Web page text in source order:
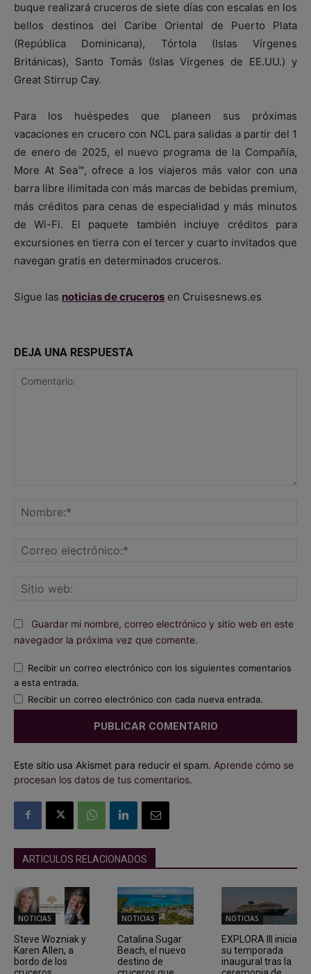
buque realizará cruceros de siete días con escalas en los
bellos destinos del Caribe Oriental de Puerto Plata
(República Dominicana), Tórtola (Islas Vírgenes
Británicas), Santo Tomás (Islas Vírgenes de EE.UU.) y
Great Stirrup Cay.
Para los huéspedes que planeen sus próximas
vacaciones en crucero con NCL para salidas a partir del 1
de enero de 2025, el nuevo programa de la Compañía,
More At Sea™, ofrece a los viajeros más valor con una
barra libre ilimitada con más marcas de bebidas premium,
más créditos para cenas de especialidad y más minutos
de Wi-Fi. El paquete también incluye créditos para
excursiones en tierra con el tercer y cuarto invitados que
navegan gratis en determinados cruceros.
Sigue las noticias de cruceros en Cruisesnews.es
DEJA UNA RESPUESTA
Guardar mi nombre, correo electrónico y sitio web en este
navegador la próxima vez que comente.
Recibir un correo electrónico con los siguientes comentarios
a esta entrada.
Recibir un correo electrónico con cada nueva entrada.
Este sitio usa Akismet para reducir el spam. Aprende cómo se
procesan los datos de tus comentarios.
ARTICULOS RELACIONADOS
NOTICIAS
Steve Wozniak y
Karen Allen, a
bordo de los
NOTICIAS
Catalina Sugar
Beach, el nuevo
destino de
NOTICIAS
EXPLORA III inicia
su temporada
inaugural tras la